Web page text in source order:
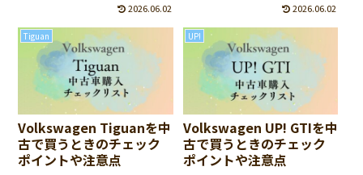
2026.06.02 2026.06.02
Tiguan
Volkswagen Tiguanを中
古で買うときのチェック
ポイントや注意点
UP!
Volkswagen UP! GTIを中
古で買うときのチェック
ポイントや注意点